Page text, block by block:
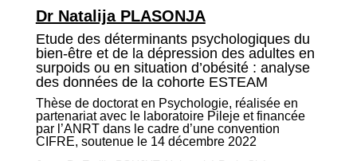
Dr Natalija PLASONJA
Etude des déterminants psychologiques du
bien-être et de la dépression des adultes en
surpoids ou en situation d’obésité : analyse
des données de la cohorte ESTEAM
Thèse de doctorat en Psychologie, réalisée en
partenariat avec le laboratoire Pileje et financée
par l’ANRT dans le cadre d’une convention
CIFRE, soutenue le 14 décembre 2022